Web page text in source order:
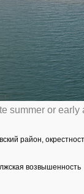
summer or early
район,
возвышенность